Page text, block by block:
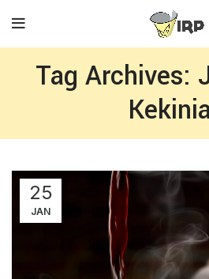
Tag Archives:
25
JAN